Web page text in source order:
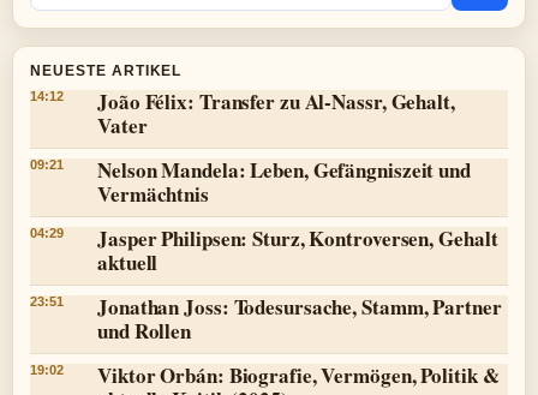
NEUESTE ARTIKEL
14:12
João Félix: Transfer zu Al-Nassr, Gehalt,
Vater
09:21
Nelson Mandela: Leben, Gefängniszeit und
Vermächtnis
04:29
Jasper Philipsen: Sturz, Kontroversen, Gehalt
aktuell
23:51
Jonathan Joss: Todesursache, Stamm, Partner
und Rollen
19:02
Viktor Orbán: Biografie, Vermögen, Politik &